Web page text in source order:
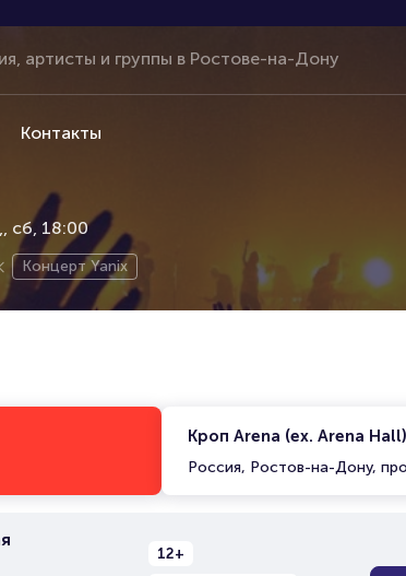
Контакты
сб, 18:00
Концерт Yanix
Кроп Arena (ex. Arena Hall)
Россия, Ростов-на-Дону,
12+